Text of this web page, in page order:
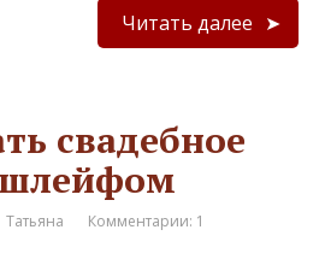
Читать далее
свадебное
шлейфом
Татьяна Комментарии: 1